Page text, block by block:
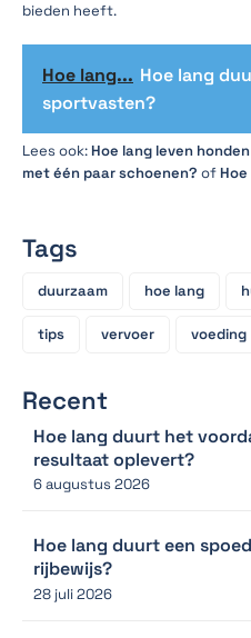
bieden heeft.
Hoe lang... Hoe lang
sportvasten?
Lees ook:Hoe lang leven
met één paar schoenen? of
Tags
duurzaam hoe lang
tips vervoer voeding
Recent
Hoe lang duurt het
resultaat oplevert?
6 augustus 2026
Hoe lang duurt een
rijbewijs?
28 juli 2026